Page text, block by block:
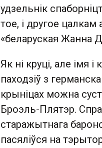
удзельнік
тое, і другое
«беларуская Жанна
Як ні круці, але імя
паходзіў з
крыніцах можна
Броэль-Плятэр.
старажытнага
пасяліўся на